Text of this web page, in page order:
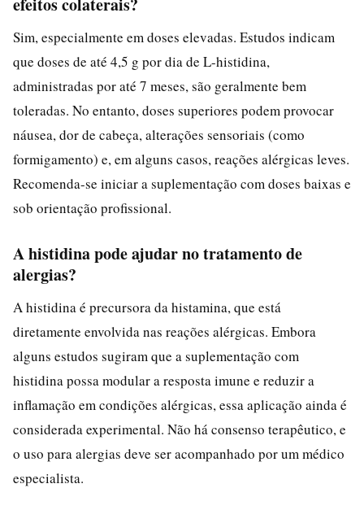
Sim, especialmente em doses elevadas. Estudos indicam
que doses de até 4,5 g por dia de L-histidina,
administradas por até 7 meses, são geralmente bem
toleradas. No entanto, doses superiores podem provocar
náusea, dor de cabeça, alterações sensoriais (como
formigamento) e, em alguns casos, reações alérgicas leves.
Recomenda-se iniciar a suplementação com doses baixas e
sob orientação profissional.
A histidina pode ajudar no tratamento de
alergias?
A histidina é precursora da histamina, que está
diretamente envolvida nas reações alérgicas. Embora
alguns estudos sugiram que a suplementação com
histidina possa modular a resposta imune e reduzir a
inflamação em condições alérgicas, essa aplicação ainda é
considerada experimental. Não há consenso terapêutico, e
o uso para alergias deve ser acompanhado por um médico
especialista.